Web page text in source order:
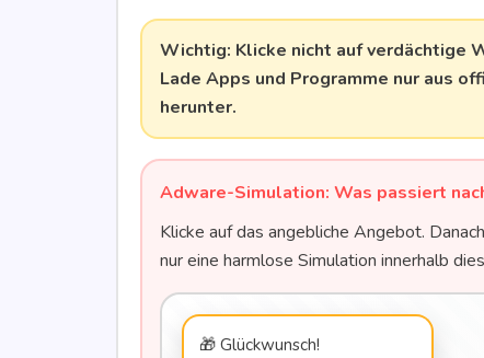
Wich­tig: Kli­cke nicht auf ver­däch­ti­ge
Lade Apps und Pro­gram­me nur aus
herunter.
Adware-Simu­la­ti­on: Was pas­siert
Kli­cke auf das angeb­li­che Ange­bot.
nur eine harm­lo­se Simu­la­ti­on inner­halb
🎁 Glück­wunsch!